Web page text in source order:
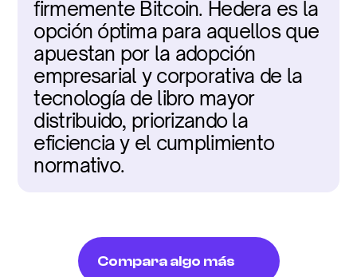
firmemente Bitcoin. Hedera es la
opción óptima para aquellos que
apuestan por la adopción
empresarial y corporativa de la
tecnología de libro mayor
distribuido, priorizando la
eficiencia y el cumplimiento
normativo.
Compara algo más